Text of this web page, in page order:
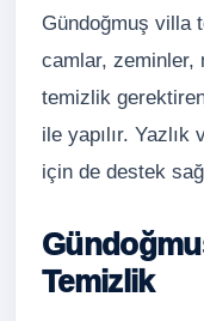
Gündoğmuş villa
camlar, zeminler,
temizlik
ile yapılır.
için de destek
Temizlik